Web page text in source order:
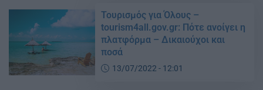
Τουρισμός για Όλους –
tourism4all.gov.gr: Πότε ανοίγει η
πλατφόρμα – Δικαιούχοι και
ποσά
13/07/2022 - 12:01